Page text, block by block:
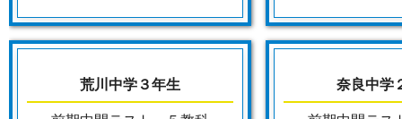
荒川中学３年生 奈良中学